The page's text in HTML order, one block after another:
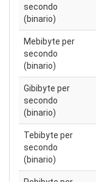
secondo
(binario)
Mebibyte per
secondo
(binario)
Gibibyte per
secondo
(binario)
Tebibyte per
secondo
(binario)